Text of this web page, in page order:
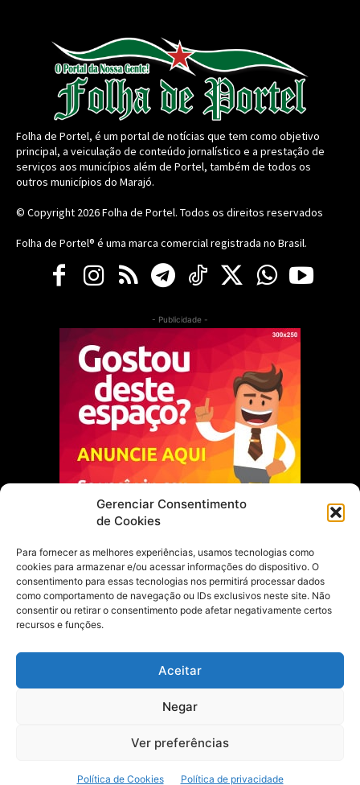
Gerenciar Consentimento
de Cookies
Para fornecer as melhores experiências, usamos tecnologias como
cookies para armazenar e/ou acessar informações do dispositivo. O
consentimento para essas tecnologias nos permitirá processar dados
como comportamento de navegação ou IDs exclusivos neste site. Não
consentir ou retirar o consentimento pode afetar negativamente certos
recursos e funções.
Aceitar
Negar
Ver preferências
Política de Cookies Política de privacidade
Folha de Portel, é um portal de notícias que tem como objetivo
principal, a veiculação de conteúdo jornalístico e a prestação de
serviços aos municípios além de Portel, também de todos os
outros municípios do Marajó.
© Copyright 2026Folha de Portel. Todos os direitos reservados
Folha de Portel® é uma marca comercial registrada no Brasil.
- Publicidade -
Escolha do Editor
Justiça Itinerante garante regularização
fundiária e casamento comunitário para
famílias em Portel
21 de maio de 2026
feminino pelos Jogos Estudantis Paraenses